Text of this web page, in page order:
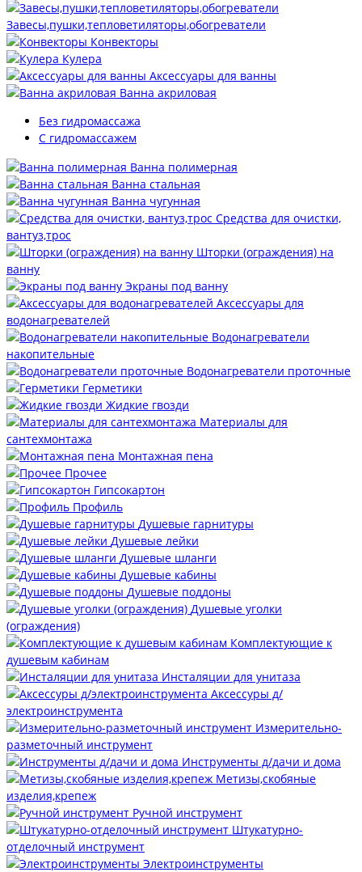
Завесы,пушки,тепловетиляторы,обогреватели
Конвекторы
Кулера
Аксессуары для ванны
Ванна акриловая
Без гидромассажа
С гидромассажем
Ванна полимерная
Ванна стальная
Ванна чугунная
Средства для очистки,
вантуз,трос
Шторки (ограждения) на
ванну
Экраны под ванну
Аксессуары для
водонагревателей
Водонагреватели
накопительные
Водонагреватели проточные
Герметики
Жидкие гвозди
Материалы для
сантехмонтажа
Монтажная пена
Прочее
Гипсокартон
Профиль
Душевые гарнитуры
Душевые лейки
Душевые шланги
Душевые кабины
Душевые поддоны
Душевые уголки
(ограждения)
Комплектующие к
душевым кабинам
Инсталяции для унитаза
Аксессуры д/
электроинструмента
Измерительно-
разметочный инструмент
Инструменты д/дачи и дома
Метизы,скобяные
изделия,крепеж
Ручной инструмент
Штукатурно-
отделочный инструмент
Электроинструменты